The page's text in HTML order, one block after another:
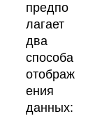
предпо
лагает
два
способа
отображ
ения
данных: